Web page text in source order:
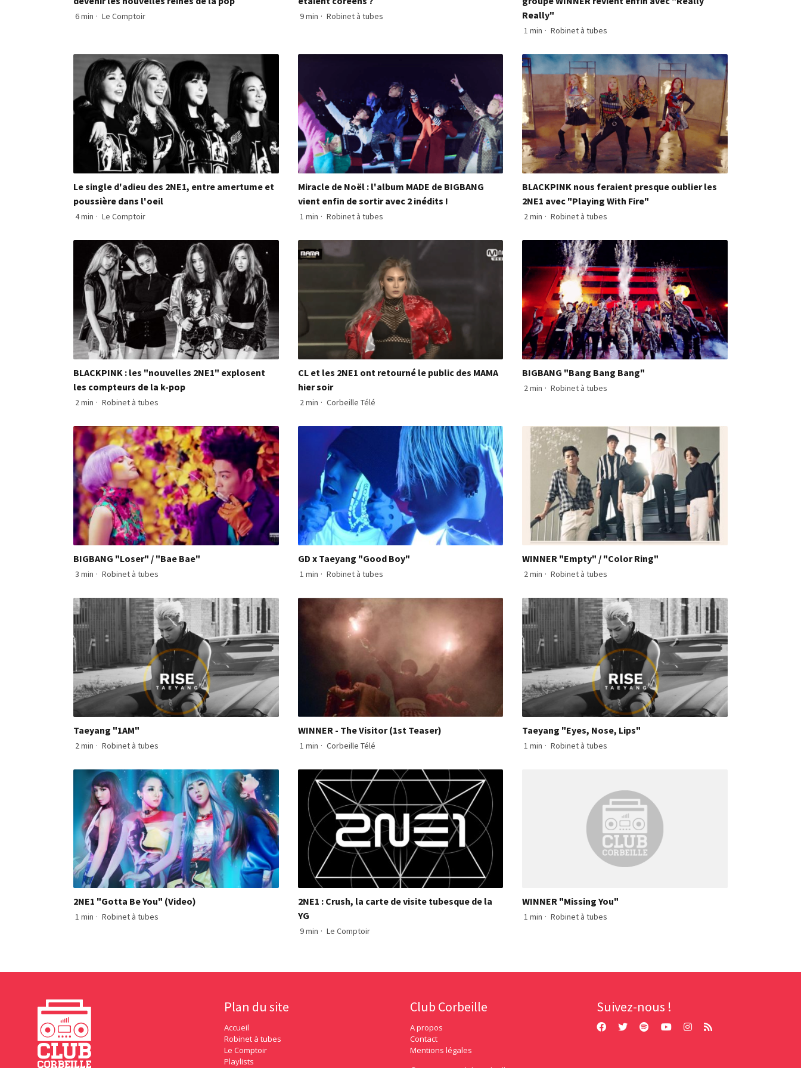
6 min · Le Comptoir 9 min · Robinet à tubes
Really"
1 min · Robinet à tubes
Le single d'adieu des 2NE1, entre amertume et
poussière dans l'oeil
4 min · Le Comptoir
Miracle de Noël : l'album MADE de BIGBANG
vient enfin de sortir avec 2 inédits !
1 min · Robinet à tubes
BLACKPINK nous feraient presque oublier les
2NE1 avec "Playing With Fire"
2 min · Robinet à tubes
BLACKPINK : les "nouvelles 2NE1" explosent
les compteurs de la k-pop
2 min · Robinet à tubes
CL et les 2NE1 ont retourné le public des MAMA
hier soir
2 min · Corbeille Télé
BIGBANG "Bang Bang Bang"
2 min · Robinet à tubes
BIGBANG "Loser" / "Bae Bae"
3 min · Robinet à tubes
GD x Taeyang "Good Boy"
1 min · Robinet à tubes
WINNER "Empty" / "Color Ring"
2 min · Robinet à tubes
Taeyang "1AM"
2 min · Robinet à tubes
WINNER - The Visitor (1st Teaser)
1 min · Corbeille Télé
Taeyang "Eyes, Nose, Lips"
1 min · Robinet à tubes
2NE1 "Gotta Be You" (Video)
1 min · Robinet à tubes
2NE1 : Crush, la carte de visite tubesque de la
YG
9 min · Le Comptoir
WINNER "Missing You"
1 min · Robinet à tubes
Plan du site
Accueil
Robinet à tubes
Le Comptoir
Playlists
Club Corbeille
A propos
Contact
Mentions légales
Suivez-nous !